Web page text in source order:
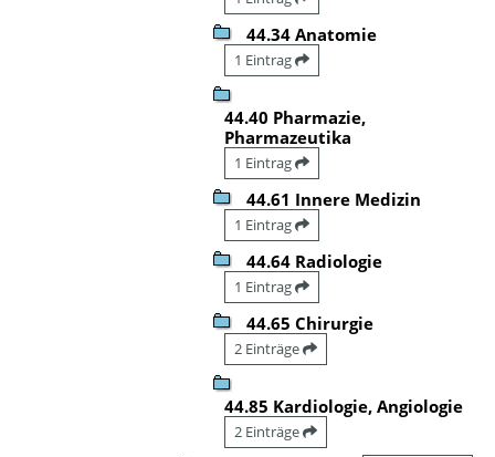
44.34 Anatomie
1 Eintrag
44.40 Pharmazie,
Pharmazeutika
1 Eintrag
44.61 Innere Medizin
1 Eintrag
44.64 Radiologie
1 Eintrag
44.65 Chirurgie
2 Einträge
44.85 Kardiologie, Angiologie
2 Einträge